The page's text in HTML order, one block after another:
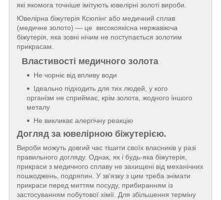
які якомога точніше імітують ювелірні золоті вироби.
Ювелірна біжутерія Ксюпінг або медичний сплав
(медичне золото) — це високоякісна нержавіюча
біжутерія, яка зовні нічим не поступається золотим
прикрасам.
Властивості медичного золота
Не чорніє від впливу води
Ідеально підходить для тих людей, у кого
організм не сприймає, крім золота, жодного іншого
металу
Не викликає алергічну реакцію
Догляд за ювелірною біжутерією.
Вироби можуть довгий час тішити своїх власників у разі
правильного догляду. Однак, як і будь-яка біжутерія,
прикраси з медичного сплаву не захищені від механічних
пошкоджень, подряпин. У зв'язку з цим треба знімати
прикраси перед миттям посуду, прибиранням із
застосуванням побутової хімії. Для збільшення терміну